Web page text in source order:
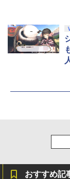
おすすめ記